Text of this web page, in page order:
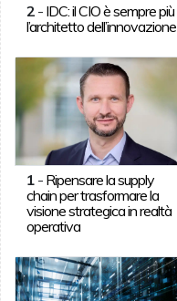
2- IDC: il CIO è sempre più
l’architetto dell’innovazione
1- Ripensare la supply
chain per trasformare la
visione strategica in realtà
operativa